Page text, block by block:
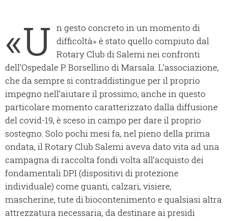
«U n gesto concreto in un momento di
difficoltà» è stato quello compiuto dal
Rotary Club di Salemi nei confronti
dell’Ospedale P. Borsellino di Marsala. L’associazione,
che da sempre si contraddistingue per il proprio
impegno nell’aiutare il prossimo, anche in questo
particolare momento caratterizzato dalla diffusione
del covid-19, è sceso in campo per dare il proprio
sostegno. Solo pochi mesi fa, nel pieno della prima
ondata, il Rotary Club Salemi aveva dato vita ad una
campagna di raccolta fondi volta all’acquisto dei
fondamentali DPI (dispositivi di protezione
individuale) come guanti, calzari, visiere,
mascherine, tute di biocontenimento e qualsiasi altra
attrezzatura necessaria, da destinare ai presidi